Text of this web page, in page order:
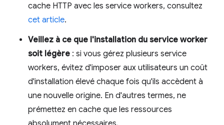
cache HTTP avec les service workers, consultez
cet article.
Veillez à ce que l'installation du service worker
soit légère : si vous gérez plusieurs service
workers, évitez d'imposer aux utilisateurs un coût
d'installation élevé chaque fois qu'ils accèdent à
une nouvelle origine. En d'autres termes, ne
prémettez en cache que les ressources